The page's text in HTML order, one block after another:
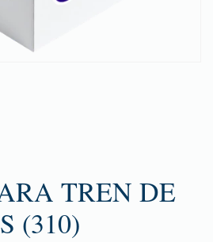
TREN DE
(310)